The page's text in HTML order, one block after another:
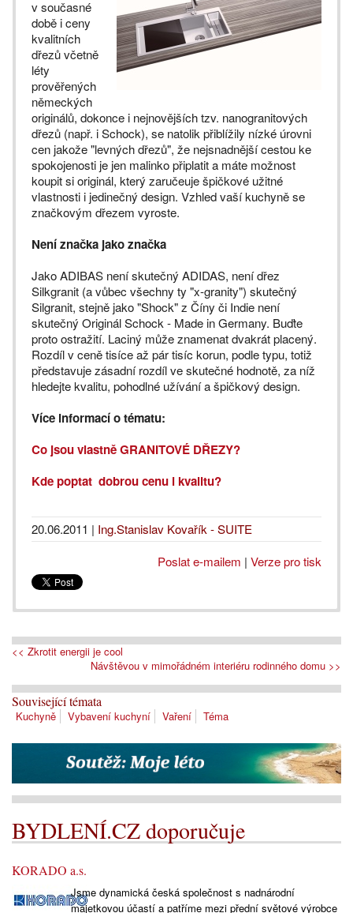
v současné
době i ceny
kvalitních
dřezů včetně
léty
prověřených
německých
originálů, dokonce i nejnovějších tzv. nanogranitových
dřezů (např. i Schock), se natolik přiblížily nízké úrovni
cen jakože "levných dřezů", že nejsnadnější cestou ke
spokojenosti je jen malinko připlatit a máte možnost
koupit si originál, který zaručeuje špičkové užitné
vlastnosti i jedinečný design. Vzhled vaší kuchyně se
značkovým dřezem vyroste.
Není značka jako značka
Jako ADIBAS není skutečný ADIDAS, není dřez
Silkgranit (a vůbec všechny ty "x-granity") skutečný
Silgranit, stejně jako "Shock" z Číny či Indie není
skutečný Originál Schock - Made in Germany. Buďte
proto ostražití. Laciný může znamenat dvakrát placený.
Rozdíl v ceně tisíce až pár tisíc korun, podle typu, totiž
představuje zásadní rozdíl ve skutečné hodnotě, za níž
hledejte kvalitu, pohodlné užívání a špičkový design.
Více informací o tématu:
Co jsou vlastně GRANITOVÉ DŘEZY?
Kde poptat dobrou cenu i kvalitu?
20.06.2011 | Ing.Stanislav Kovařík - SUITE
Poslat e-mailem | Verze pro tisk
<< Zkrotit energii je cool
Návštěvou v mimořádném interiéru rodinného domu >>
Související témata
Kuchyně Vybavení kuchyní Vaření Téma
BYDLENÍ.CZ doporučuje
KORADO a.s.
Jsme dynamická česká společnost s nadnárodní
majetkovou účastí a patříme mezi přední světové výrobce